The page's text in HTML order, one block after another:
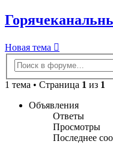
Новая тема
1 тема • Страница 1 из 1
Объявления
Ответы
Просмотры
Последнее